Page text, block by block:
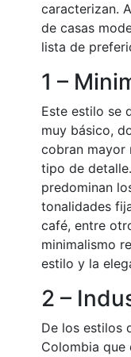
caracterizan.
de casas
lista de
1 –
Este estilo se
muy básico,
cobran mayor
tipo de
predominan
tonalidades
café, entre
minimalismo
estilo y la
2 –
De los estilos
Colombia que